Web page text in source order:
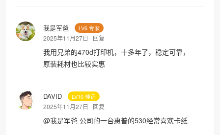
我是军爸 LV6 专家
2025年11月27日 回复
我用兄弟的470d打印机，十多年了，稳定可靠，
原装耗材也比较实惠
DAVID LV10 神话
2025年11月27日 回复
@我是军爸 公司的一台惠普的530经常喜欢卡纸